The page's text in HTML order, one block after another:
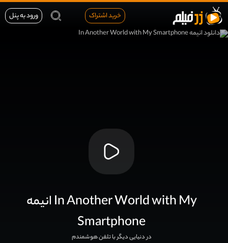
خرید اشتراک ورود به پنل
انیمه In Another World with My
Smartphone
در دنیایی دیگر با تلفن هوشمندم